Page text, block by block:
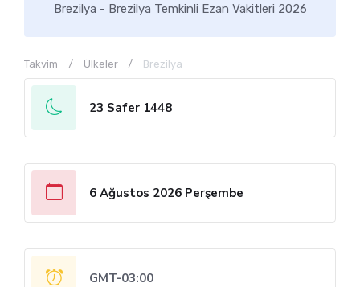
Brezilya - Brezilya Temkinli Ezan Vakitleri 2026
Takvim Ülkeler Brezilya
23 Safer 1448
6 Ağustos 2026 Perşembe
GMT-03:00